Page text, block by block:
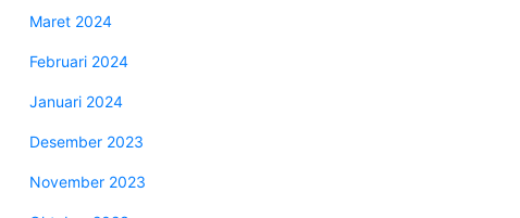
Maret 2024
Februari 2024
Januari 2024
Desember 2023
November 2023